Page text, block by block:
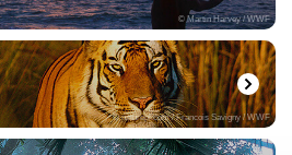
© Martin Harvey / WWF
© naturepl.com / Francois Savigny / WWF